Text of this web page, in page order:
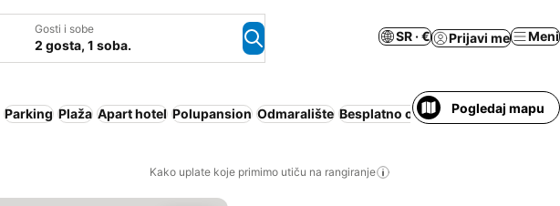
Gosti i sobe
2 gosta, 1 soba.
SR · € Prijavi me Meni
Parking Plaža Apart hotel Polupansion Odmaralište Besplatno otkazivanjePogledaj mapu
Kako uplate koje primimo utiču na rangiranje